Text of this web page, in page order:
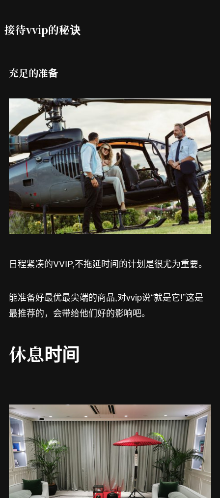
接待vvip的秘诀
充足的准备
日程紧凑的VVIP,不拖延时间的计划是很尤为重要。
能准备好最优最尖端的商品,对vvip说“就是它!”这是
最推荐的，会带给他们好的影响吧。
休息时间